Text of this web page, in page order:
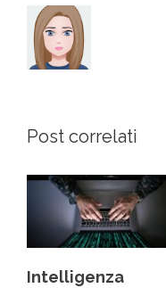
Post correlati
L’eredità del PNRR